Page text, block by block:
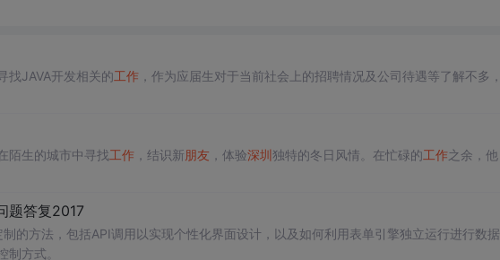
找JAVA开发相关的工作，作为应届生对于当前社会上的招聘情况及公司待遇等了解不多，
陌生的城市中寻找工作，结识新朋友 ，体验深圳独特的冬日风情。在忙碌的工作之余，他
题答复2017
的方法，包括API调用以实现个性化界面设计，以及如何利用表单引擎独立运行进行数据
方式。